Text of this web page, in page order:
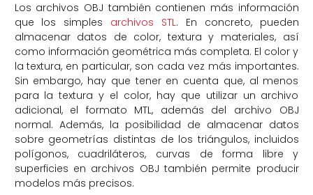
Los archivos OBJ también contienen más información
que los simples archivos STL. En concreto, pueden
almacenar datos de color, textura y materiales, así
como información geométrica más completa. El color y
la textura, en particular, son cada vez más importantes.
Sin embargo, hay que tener en cuenta que, al menos
para la textura y el color, hay que utilizar un archivo
adicional, el formato MTL, además del archivo OBJ
normal. Además, la posibilidad de almacenar datos
sobre geometrías distintas de los triángulos, incluidos
polígonos, cuadriláteros, curvas de forma libre y
superficies en archivos OBJ también permite producir
modelos más precisos.